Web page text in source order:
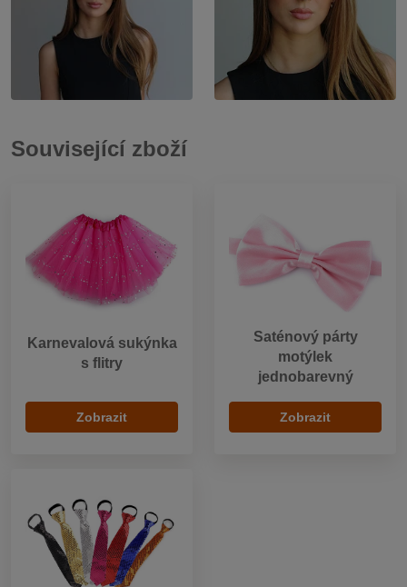
Související zboží
Karnevalová sukýnka
s flitry
Zobrazit
Saténový párty
motýlek
jednobarevný
Zobrazit